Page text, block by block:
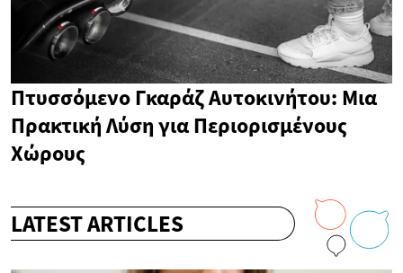
Πτυσσόμενο Γκαράζ Αυτοκινήτου: Μια
Πρακτική Λύση για Περιορισμένους
Χώρους
LATEST ARTICLES